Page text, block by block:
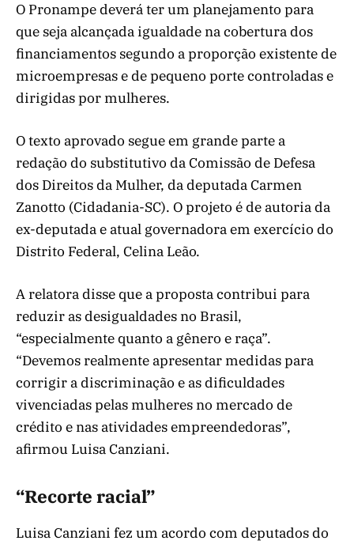
O Pronampe deverá ter um planejamento para
que seja alcançada igualdade na cobertura dos
financiamentos segundo a proporção existente de
microempresas e de pequeno porte controladas e
dirigidas por mulheres.
O texto aprovado segue em grande parte a
redação do substitutivo da Comissão de Defesa
dos Direitos da Mulher, da deputada Carmen
Zanotto (Cidadania-SC). O projeto é de autoria da
ex-deputada e atual governadora em exercício do
Distrito Federal, Celina Leão.
A relatora disse que a proposta contribui para
reduzir as desigualdades no Brasil,
“especialmente quanto a gênero e raça”.
“Devemos realmente apresentar medidas para
corrigir a discriminação e as dificuldades
vivenciadas pelas mulheres no mercado de
crédito e nas atividades empreendedoras”,
afirmou Luisa Canziani.
“Recorte racial”
Luisa Canziani fez um acordo com deputados do